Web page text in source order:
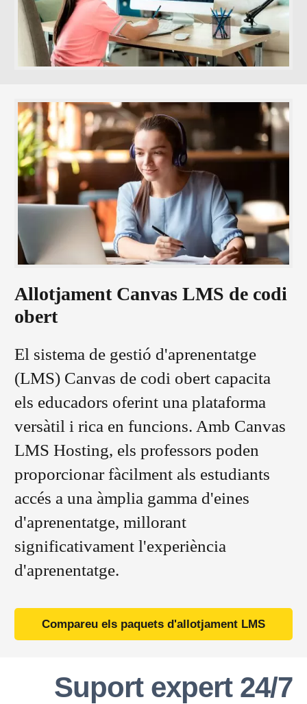
Allotjament Canvas LMS de codi
obert
El sistema de gestió d'aprenentatge
(LMS) Canvas de codi obert capacita
els educadors oferint una plataforma
versàtil i rica en funcions. Amb Canvas
LMS Hosting, els professors poden
proporcionar fàcilment als estudiants
accés a una àmplia gamma d'eines
d'aprenentatge, millorant
significativament l'experiència
d'aprenentatge.
Compareu els paquets d'allotjament LMS
Suport expert 24/7